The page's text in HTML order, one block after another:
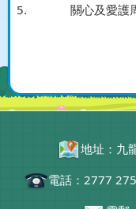
關心及愛護
地址：九
電話：2777